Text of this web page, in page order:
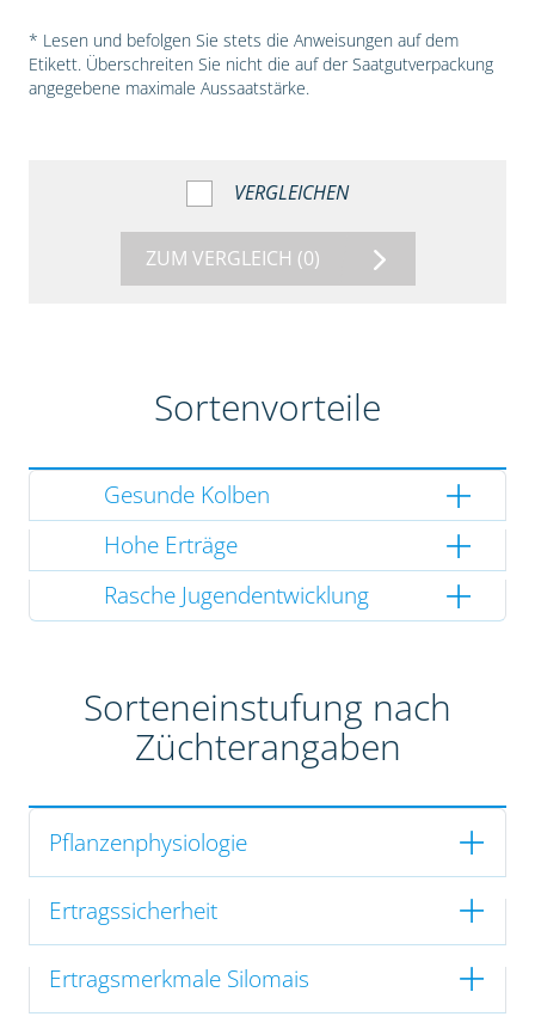
* Lesen und befolgen Sie stets die Anweisungen auf dem
Etikett. Überschreiten Sie nicht die auf der Saatgutverpackung
angegebene maximale Aussaatstärke.
VERGLEICHEN
ZUM VERGLEICH (0)
Sortenvorteile
Gesunde Kolben
Hohe Erträge
Rasche Jugendentwicklung
Sorteneinstufung nach
Züchterangaben
Pflanzenphysiologie
Ertragssicherheit
Ertragsmerkmale Silomais